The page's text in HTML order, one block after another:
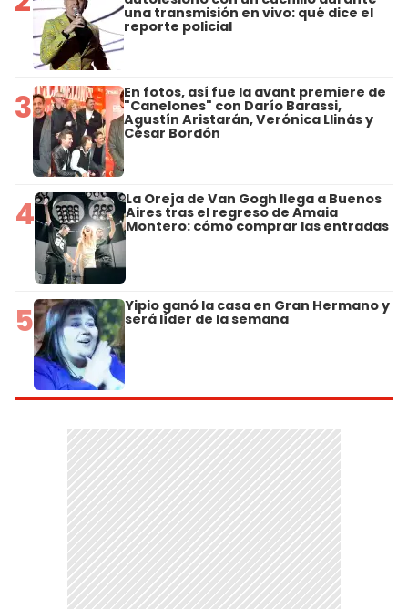
una transmisión en vivo: qué dice el
reporte policial
3 En fotos, así fue la avant premiere de
"Canelones" con Darío Barassi,
Agustín Aristarán, Verónica Llinás y
César Bordón
4 La Oreja de Van Gogh llega a Buenos
Aires tras el regreso de Amaia
Montero: cómo comprar las entradas
5 Yipio ganó la casa en Gran Hermano y
será líder de la semana